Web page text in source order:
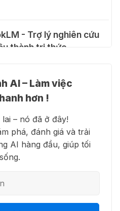
mạo giúp "mở khóa"
Teachers – chương
nhận ChatGPT
phí tháng
- Trợ lý nghiên cứu
thành tri thức
AI – Biến ý tưởng
lượng cao
- Trợ lý lập trình
AI – Làm việc
hơn !
– nó đã ở đây!
phá, đánh giá và trải
AI hàng đầu, giúp tối